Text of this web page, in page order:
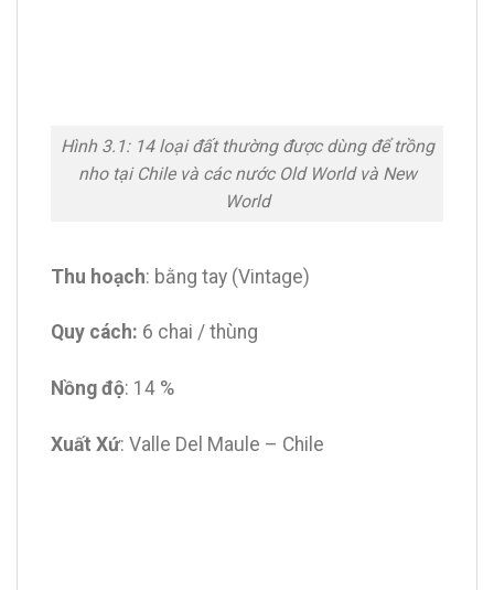
Hình 3.1: 14 loại đất thường được dùng để trồng
nho tại Chile và các nước Old World và New
World
Thu hoạch: bằng tay (Vintage)
Quy cách: 6 chai / thùng
Nồng độ: 14 %
Xuất Xứ: Valle Del Maule – Chile